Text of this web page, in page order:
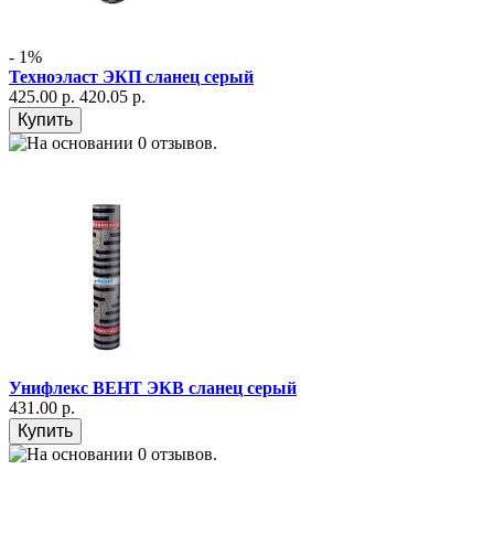
- 1%
Техноэласт ЭКП сланец серый
425.00 р. 420.05 р.
Унифлекс ВЕНТ ЭКВ сланец серый
431.00 р.